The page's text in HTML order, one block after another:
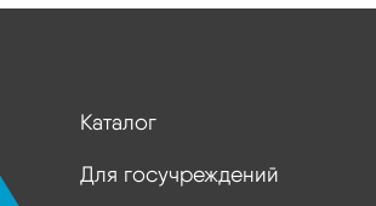
Каталог
Для госучреждений